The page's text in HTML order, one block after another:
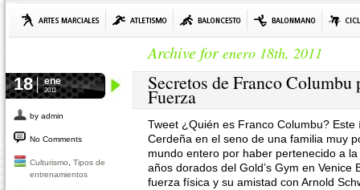
Archive forenero 18th, 2011
18 ene
2011
by admin
No Comments
Culturismo
Tipos de
entrenamientos
Secretos de Franco Columbu
Fuerza
Tweet ¿Quién es Franco Columbu?
Cerdeña en el seno de una familia muy
mundo entero por haber pertenecido a
años dorados del Gold’s Gym en Venice
fuerza física y su amistad con Arnold